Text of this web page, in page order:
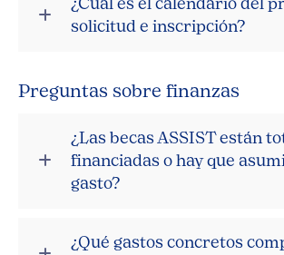
¿Cuál es el calendario del
solicitud e inscripción?
Preguntas sobre finanzas
¿Las becas ASSIST están
financiadas o hay que
gasto?
¿Qué gastos concretos